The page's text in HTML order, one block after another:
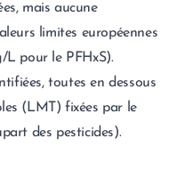
mais aucune
limites européennes
L pour le PFHxS).
toutes en dessous
(LMT) fixées par le
des pesticides).